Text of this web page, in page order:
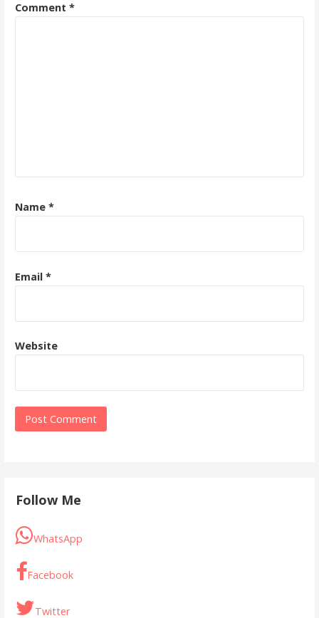
Comment *
Name *
Email *
Website
Follow Me
WhatsApp
Facebook
Twitter